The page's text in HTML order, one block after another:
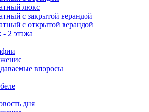
люкс
с закрытой верандой
с открытой верандой
- 2 этажа
впоросы
дня